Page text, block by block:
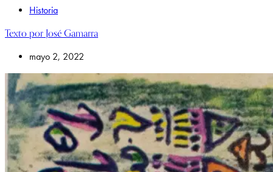
Historia
Texto por José Gamarra
mayo 2, 2022